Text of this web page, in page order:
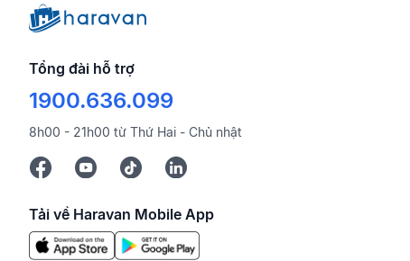
Tổng đài hỗ trợ
1900.636.099
8h00 - 21h00 từ Thứ Hai - Chủ nhật
Tải về Haravan Mobile App